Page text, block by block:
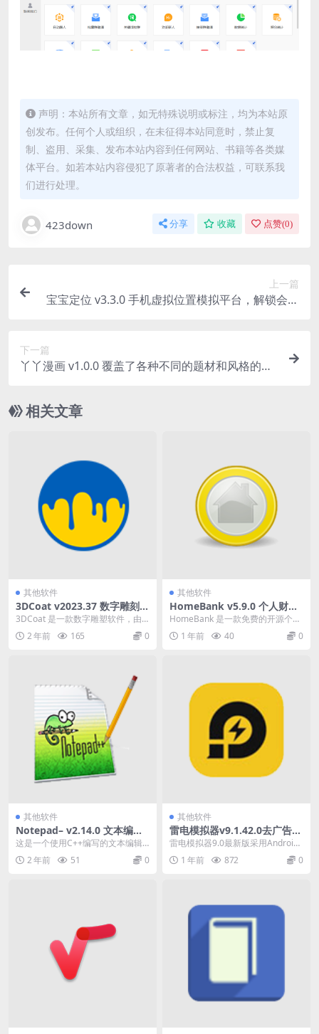
声明：本站所有文章，如无特殊说明或标注，均为本站原
创发布。任何个人或组织，在未征得本站同意时，禁止复
制、盗用、采集、发布本站内容到任何网站、书籍等各类媒
体平台。如若本站内容侵犯了原著者的合法权益，可联系我
们进行处理。
423down 分享 收藏 点赞(0)
上一篇
宝宝定位 v3.3.0 手机虚拟位置模拟平台，解锁会员
下一篇
丫丫漫画 v1.0.0 覆盖了各种不同的题材和风格的漫
相关文章
其他软件
3DCoat v2023.37 数字雕刻程
序
3DCoat 是一款数字雕塑软件，由
乌克兰开发。该软件专注于游戏模
型的细节设计，...
2 年前 165 0
其他软件
HomeBank v5.9.0 个人财务
管理软件多语便携版
HomeBank 是一款免费的开源个人
财务管理软件，适用于 Windows、
Li... 1 年前 40 0
其他软件
Notepad– v2.14.0 文本编辑
器
这是一个使用C++编写的文本编辑
器Notepad--,可以支持Win/Linux...
2 年前 51 0
其他软件
雷电模拟器v9.1.42.0去广告绿
色纯净版
雷电模拟器9.0最新版采用Android
9版本内核.雷电安卓模拟器最新版,
支持...1 年前 872 0